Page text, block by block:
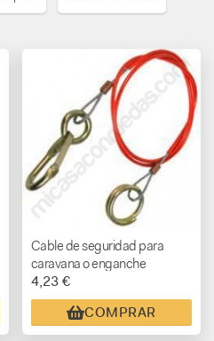
Cable de seguridad para
caravana o enganche
remolque
4,23 €
COMPRAR